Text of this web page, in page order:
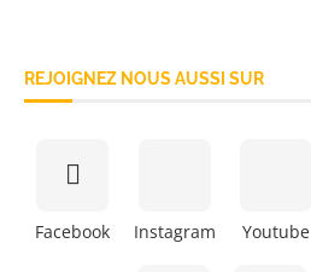
REJOIGNEZ NOUS AUSSI SUR
Facebook Instagram Youtube